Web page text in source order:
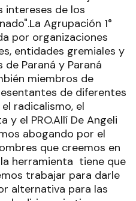
intereses de los
Agrupación 1°
por organizaciones
entidades gremiales y
Paraná y Paraná
miembros de
de diferentes
radicalismo, el
y el PRO.Allí De Angeli
abogando por el
que creemos en
herramienta tiene que
trabajar para darle
alternativa para las